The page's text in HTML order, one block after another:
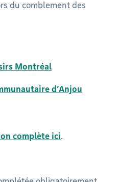
du comblement des
Montréal
d’Anjou
complète ici.